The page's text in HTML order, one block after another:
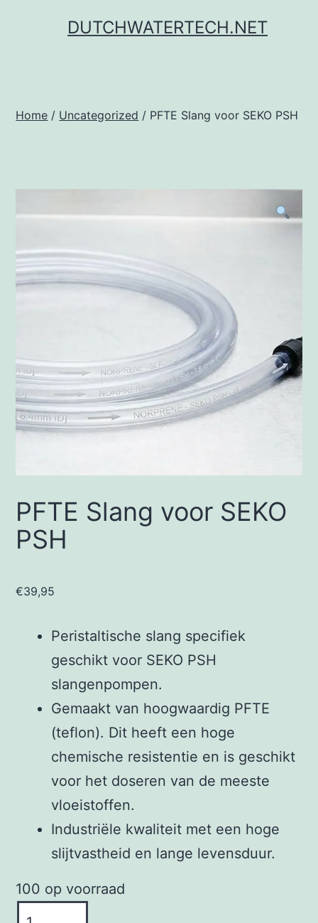
DUTCHWATERTECH.NET
Home / Uncategorized / PFTE Slang voor SEKO PSH
PFTE Slang voor SEKO
PSH
€39,95
Peristaltische slang specifiek
geschikt voor SEKO PSH
slangenpompen.
Gemaakt van hoogwaardig PFTE
(teflon). Dit heeft een hoge
chemische resistentie en is geschikt
voor het doseren van de meeste
vloeistoffen.
Industriële kwaliteit met een hoge
slijtvastheid en lange levensduur.
100 op voorraad